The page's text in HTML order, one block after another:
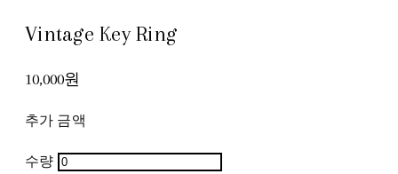
Vintage Key Ring
10,000원
추가 금액
수량